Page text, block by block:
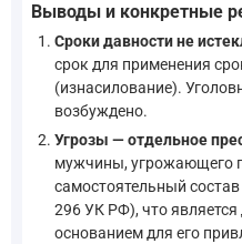
Выводы и конкретные
Сроки давности не
срок для применения
(изнасилование).
возбуждено.
Угрозы — отдельное
мужчины, угрожающего
самостоятельный состав
296 УК РФ), что
основанием для его